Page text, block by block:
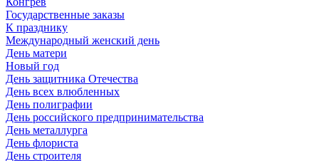
Государственные заказы
К празднику
Международный женский день
День матери
Новый год
День защитника Отечества
День всех влюбленных
День полиграфии
День российского предпринимательства
День металлурга
День флориста
День строителя